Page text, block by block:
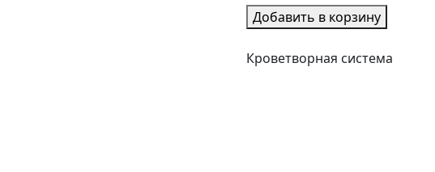
Добавить в корзину
Кроветворная система